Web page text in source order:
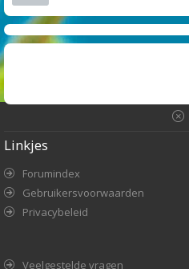
Linkjes
Forumindex
Gebruikersvoorwaarden
Privacybeleid
Veelgestelde vragen